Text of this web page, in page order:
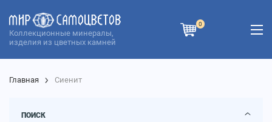
Коллекционные минералы,
изделия из цветных камней
0
Главная Сиенит
ПОИСК